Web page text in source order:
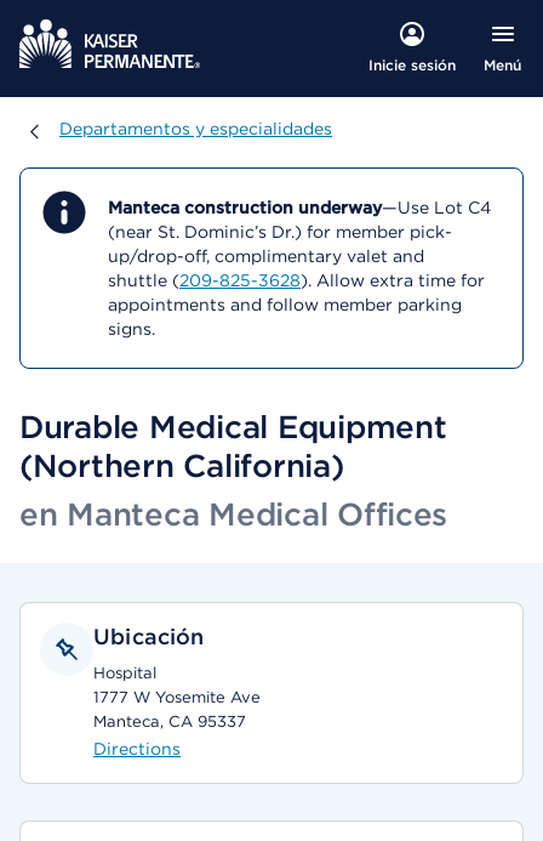
Inicie sesión Menú
Departamentos y especialidades
Departamentos y especialidades
Manteca construction underway—Use Lot C4
(near St. Dominic’s Dr.) for member pick-
up/drop-off, complimentary valet and
shuttle (209-825-3628). Allow extra time for
appointments and follow member parking
signs.
Durable Medical Equipment
(Northern California)
en Manteca Medical Offices
Ubicación
Hospital
1777 W Yosemite Ave
Manteca, CA 95337
Directions